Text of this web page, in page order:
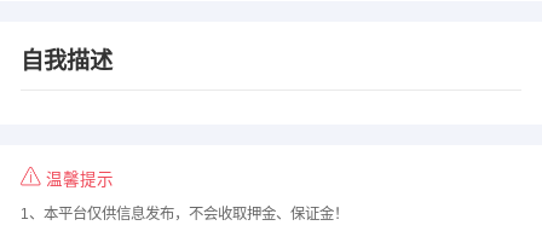
自我描述
温馨提示
1、本平台仅供信息发布，不会收取押金、保证金！